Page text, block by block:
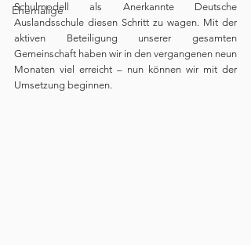
Ehemalige
Schulmodell als Anerkannte Deutsche
Auslandsschule diesen Schritt zu wagen. Mit der
aktiven Beteiligung unserer gesamten
Gemeinschaft haben wir in den vergangenen neun
Monaten viel erreicht – nun können wir mit der
Umsetzung beginnen.